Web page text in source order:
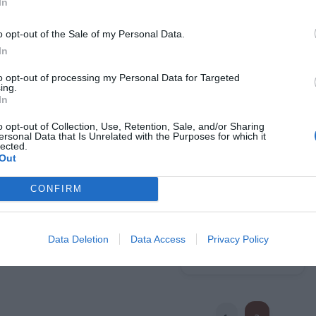
opt-out of the Sale of my Personal Data.
opt-out of processing my Personal Data for Targeted
opt-out of Collection, Use, Retention, Sale, and/or Sharing
Data that Is Unrelated with the Purposes for which it
CONFIRM
Data Deletion Data Access Privacy Policy
Hippie Tie Dye
de Setas
00 € 19,99 €
[FAEV34 ]
Ver producto
Falda Hippie Cruzada Tie Dye
11, 48 € 22, 95 €
[FAEV27 ]